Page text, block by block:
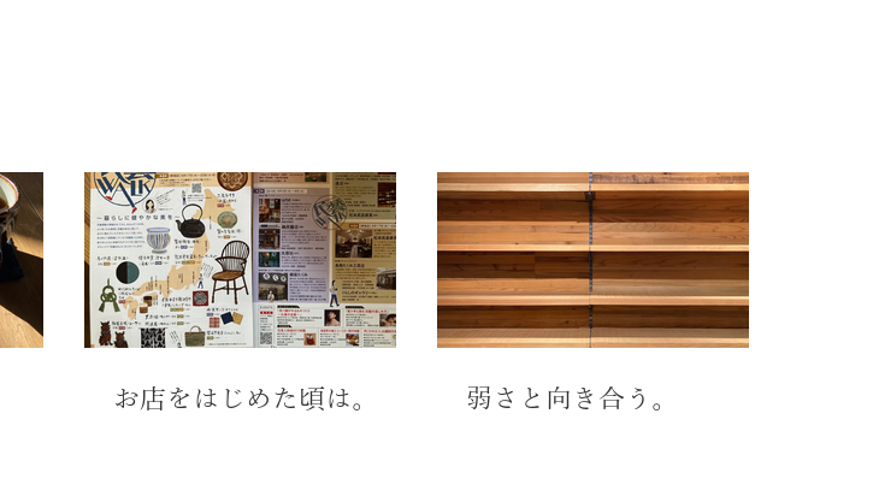
お店をはじめた頃は。 弱さと向き合う。